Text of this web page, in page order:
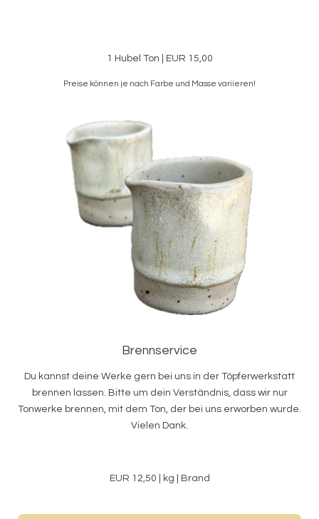
1 Hubel Ton | EUR 15,00
Preise können je nach Farbe und Masse variieren!
Brennservice
Du kannst deine Werke gern bei uns in der Töpferwerkstatt
brennen lassen. Bitte um dein Verständnis, dass wir nur
Tonwerke brennen, mit dem Ton, der bei uns erworben wurde.
Vielen Dank.
EUR 12,50 | kg | Brand